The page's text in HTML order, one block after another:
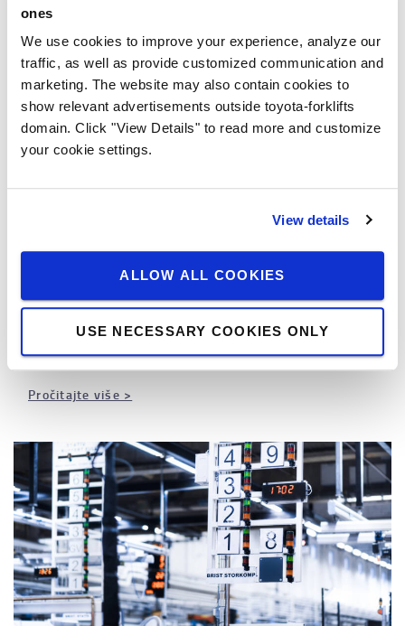
ones
We use cookies to improve your experience, analyze our
traffic, as well as provide customized communication and
marketing. The website may also contain cookies to
show relevant advertisements outside toyota-forklifts
domain. Click "View Details" to read more and customize
your cookie settings.
View details
ALLOW ALL COOKIES
USE NECESSARY COOKIES ONLY
Asortiman naših proizvoda
Pogledajte naš kompletan asortiman viljuškara,
uključujući regalne viljuškare, paletne viljuškare i
Toyota pametni viljuškari
Pročitajte više o povezanim i pametnim skladišnim
viljuškarima.
Pročitajte više >